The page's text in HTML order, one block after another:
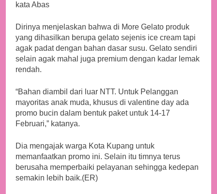
kata Abas
Dirinya menjelaskan bahwa di More Gelato produk
yang dihasilkan berupa gelato sejenis ice cream tapi
agak padat dengan bahan dasar susu. Gelato sendiri
selain agak mahal juga premium dengan kadar lemak
rendah.
“Bahan diambil dari luar NTT. Untuk Pelanggan
mayoritas anak muda, khusus di valentine day ada
promo bucin dalam bentuk paket untuk 14-17
Februari,” katanya.
Dia mengajak warga Kota Kupang untuk
memanfaatkan promo ini. Selain itu timnya terus
berusaha memperbaiki pelayanan sehingga kedepan
semakin lebih baik.(ER)